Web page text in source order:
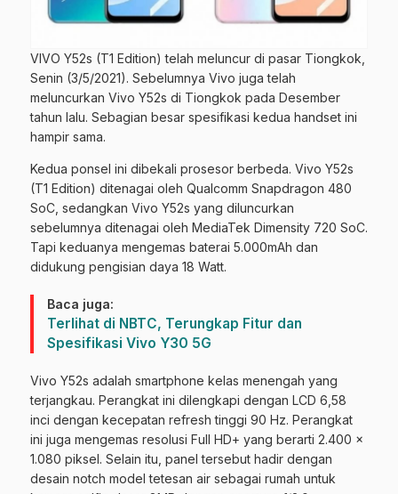
VIVO Y52s (T1 Edition) telah meluncur di pasar Tiongkok,
Senin (3/5/2021). Sebelumnya Vivo juga telah
meluncurkan Vivo Y52s di Tiongkok pada Desember
tahun lalu. Sebagian besar spesifikasi kedua handset ini
hampir sama.
Kedua ponsel ini dibekali prosesor berbeda. Vivo Y52s
(T1 Edition) ditenagai oleh Qualcomm Snapdragon 480
SoC, sedangkan Vivo Y52s yang diluncurkan
sebelumnya ditenagai oleh MediaTek Dimensity 720 SoC.
Tapi keduanya mengemas baterai 5.000mAh dan
didukung pengisian daya 18 Watt.
Baca juga:
Terlihat di NBTC, Terungkap Fitur dan
Spesifikasi Vivo Y30 5G
Vivo Y52s adalah smartphone kelas menengah yang
terjangkau. Perangkat ini dilengkapi dengan LCD 6,58
inci dengan kecepatan refresh tinggi 90 Hz. Perangkat
ini juga mengemas resolusi Full HD+ yang berarti 2.400 x
1.080 piksel. Selain itu, panel tersebut hadir dengan
desain notch model tetesan air sebagai rumah untuk